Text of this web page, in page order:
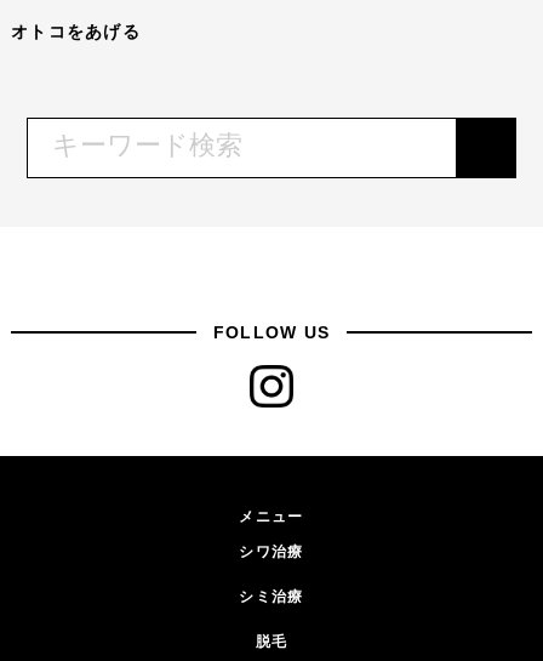
オトコをあげる
FOLLOW US
メニュー
シワ治療
シミ治療
脱毛